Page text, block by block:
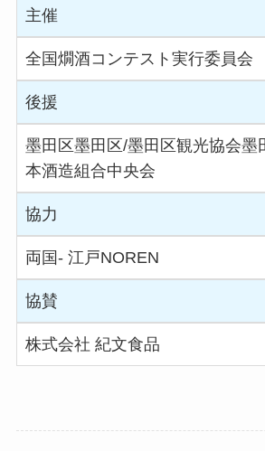
主催
全国燗酒コンテスト実行委員会
後援
墨田区墨田区/墨田区観光協会墨
本酒造組合中央会
協力
両国- 江戸NOREN
協賛
株式会社 紀文食品